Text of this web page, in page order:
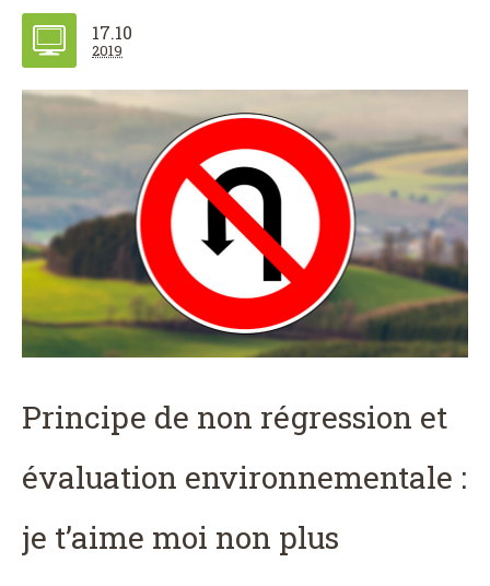
17.10
2019
Principe de non régression et
évaluation environnementale :
je t’aime moi non plus